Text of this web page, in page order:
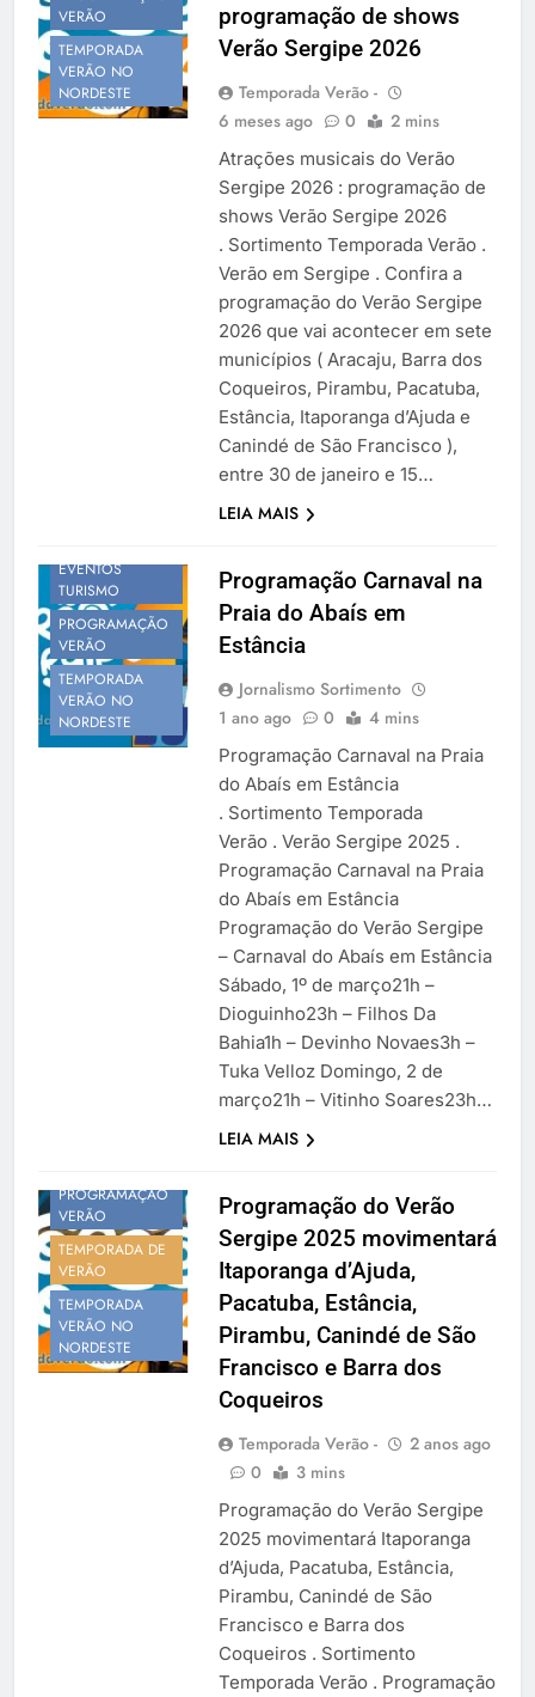
Temporada Verão 2027
VERÃO
TEMPORADA
VERÃO NO
NORDESTE
programação de shows
Verão Sergipe 2026
Temporada Verão -
6 meses ago
0 2 mins
Atrações musicais do Verão
Sergipe 2026 : programação de
shows Verão Sergipe 2026
. Sortimento Temporada Verão .
Verão em Sergipe . Confira a
programação do Verão Sergipe
2026 que vai acontecer em sete
municípios ( Aracaju, Barra dos
Coqueiros, Pirambu, Pacatuba,
Estância, Itaporanga d’Ajuda e
Canindé de São Francisco ),
entre 30 de janeiro e 15…
LEIA MAIS
EVENTOS
TURISMO
PROGRAMAÇÃO
VERÃO
TEMPORADA
VERÃO NO
NORDESTE
Programação Carnaval na
Praia do Abaís em
Estância
Jornalismo Sortimento
1 ano ago
0 4 mins
Programação Carnaval na Praia
do Abaís em Estância
. Sortimento Temporada
Verão . Verão Sergipe 2025 .
Programação Carnaval na Praia
do Abaís em Estância
Programação do Verão Sergipe
– Carnaval do Abaís em Estância
Sábado, 1º de março21h –
Dioguinho23h – Filhos Da
Bahia1h – Devinho Novaes3h –
Tuka Velloz Domingo, 2 de
março21h – Vitinho Soares23h…
LEIA MAIS
PROGRAMAÇÃO
VERÃO
TEMPORADA DE
VERÃO
TEMPORADA
VERÃO NO
NORDESTE
Programação do Verão
Sergipe 2025 movimentará
Itaporanga d’Ajuda,
Pacatuba, Estância,
Pirambu, Canindé de São
Francisco e Barra dos
Coqueiros
Temporada Verão -
2 anos ago
0
3 mins
Programação do Verão Sergipe
2025 movimentará Itaporanga
d’Ajuda, Pacatuba, Estância,
Pirambu, Canindé de São
Francisco e Barra dos
Coqueiros . Sortimento
Temporada Verão . Programação